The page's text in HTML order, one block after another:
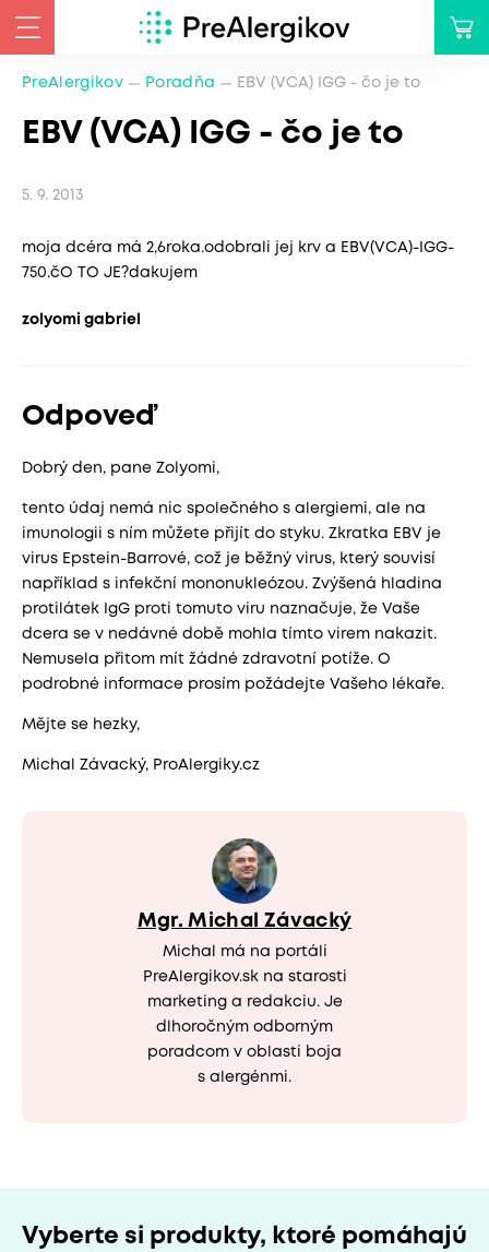
PreAlergikov Poradňa EBV (VCA) IGG - čo je to
EBV (VCA) IGG - čo je to
5. 9. 2013
moja dcéra má 2,6roka.odobrali jej krv a EBV(VCA)-IGG-
750.čO TO JE?dakujem
zolyomi gabriel
Odpoveď
Dobrý den, pane Zolyomi,
tento údaj nemá nic společného s alergiemi, ale na
imunologii s ním můžete přijít do styku. Zkratka EBV je
virus Epstein-Barrové, což je běžný virus, který souvisí
například s infekční mononukleózou. Zvýšená hladina
protilátek IgG proti tomuto viru naznačuje, že Vaše
dcera se v nedávné době mohla tímto virem nakazit.
Nemusela přitom mít žádné zdravotní potíže. O
podrobné informace prosím požádejte Vašeho lékaře.
Mějte se hezky,
Michal Závacký, ProAlergiky.cz
Mgr. Michal Závacký
Michal má na portáli
PreAlergikov.sk na starosti
marketing a redakciu. Je
dlhoročným odborným
poradcom v oblasti boja
s alergénmi.
Vyberte si produkty, ktoré pomáhajú